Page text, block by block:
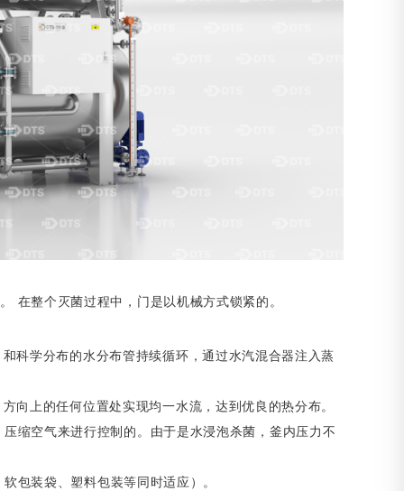
在整个灭菌过程中， 门是以机械方式锁紧的。
科学分布的水分布管持续循环，通过水汽混合器注入蒸
向上的任何位置处实现均一水流，达到优良的热分布。
缩空气来进行控制的。由于是水浸泡杀菌，釜内压力不
包装袋、塑料包装等同时适应）。